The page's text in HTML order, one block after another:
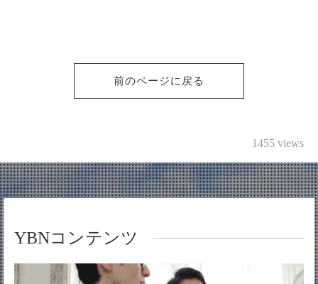
前のページに戻る
1455 views
YBNコンテンツ